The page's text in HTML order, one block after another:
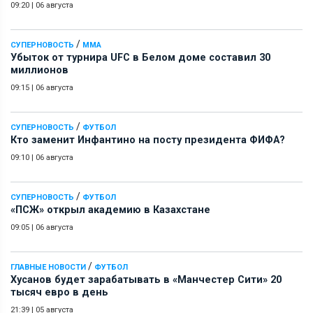
09:20 | 06 августа
СУПЕРНОВОСТЬ / ММА
Убыток от турнира UFC в Белом доме составил 30
миллионов
09:15 | 06 августа
СУПЕРНОВОСТЬ / ФУТБОЛ
Кто заменит Инфантино на посту президента ФИФА?
09:10 | 06 августа
СУПЕРНОВОСТЬ / ФУТБОЛ
«ПСЖ» открыл академию в Казахстане
09:05 | 06 августа
ГЛАВНЫЕ НОВОСТИ / ФУТБОЛ
Хусанов будет зарабатывать в «Манчестер Сити» 20
тысяч евро в день
21:39 | 05 августа